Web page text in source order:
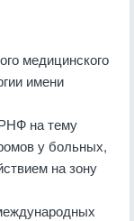
медицинского
имени
на тему
у больных,
на зону